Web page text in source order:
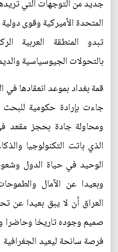
جديد من التوجهات التي
المتحدة الأميركية وقوى
تبدو المنطقة العربية
بالتحولات الجيوسياسية
جاءت بإرادة حكومية
ومحاولة جادة بحجز مقعد
الذي باتت التكنولوجيا
الوحيد في حياة الدول
وبعيدا عن الآمال
العراق أن لا يبق بعيدا عن
صميم وجوده تاريخا وحاضرا
فرصة سانحة ليعيد الجغرافية